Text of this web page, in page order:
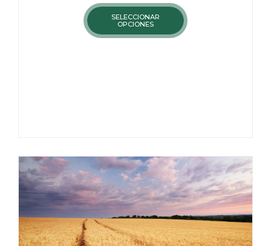
SELECCIONAR
OPCIONES